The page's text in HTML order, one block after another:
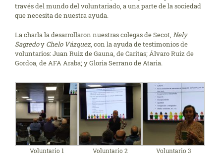
través del mundo del voluntariado, a una parte de la sociedad
que necesita de nuestra ayuda.
La charla la desarrollaron nuestras colegas de Secot, Nely
Sagredoy Chelo Vázquez, con la ayuda de testimonios de
voluntarios: Juan Ruiz de Gauna, de Caritas; Álvaro Ruiz de
Gordoa, de AFA Araba; y Gloria Serrano de Ataria.
Voluntario 1 Voluntario 2 Voluntario 3